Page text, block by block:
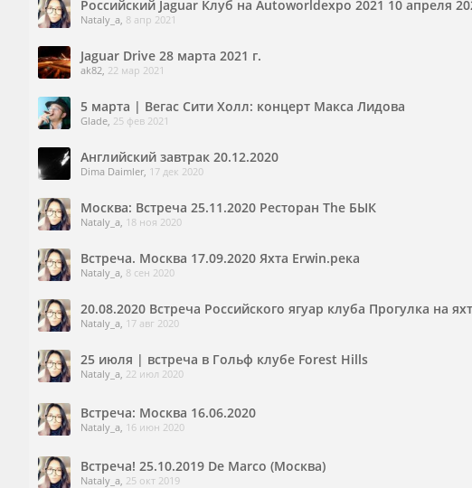
Российский Jaguar Клуб на Autoworldexpo 2021 10 апреля
Nataly_a, 8 апр 2021
Jaguar Drive 28 марта 2021 г.
ak82, 22 мар 2021
5 марта | Вегас Сити Холл: концерт Макса Лидова
Glade, 25 фев 2021
Английский завтрак 20.12.2020
Dima Daimler, 17 дек 2020
Москва: Встреча 25.11.2020 Ресторан The БЫК
Nataly_a, 18 ноя 2020
Встреча. Москва 17.09.2020 Яхта Erwin.река
Nataly_a, 8 сен 2020
20.08.2020 Встреча Российского ягуар клуба Прогулка на
Nataly_a, 17 авг 2020
25 июля | встреча в Гольф клубе Forest Hills
Nataly_a, 22 июл 2020
Встреча: Москва 16.06.2020
Nataly_a, 16 июн 2020
Встреча! 25.10.2019 De Marco (Москва)
Nataly_a, 25 окт 2019